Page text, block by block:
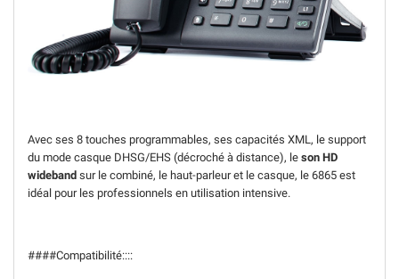
Avec ses 8 touches programmables, ses capacités XML, le support
du mode casque DHSG/EHS (décroché à distance), le son HD
wideband sur le combiné, le haut-parleur et le casque, le 6865 est
idéal pour les professionnels en utilisation intensive.
####Compatibilité::::